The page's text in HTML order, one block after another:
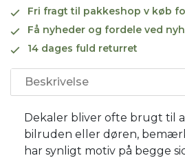
Fri fragt til pakkeshop v køb
Få nyheder og fordele ved
14 dages fuld returret
Beskrivelse
Dekaler bliver ofte brugt til
bilruden eller døren,
har synligt motiv på begge